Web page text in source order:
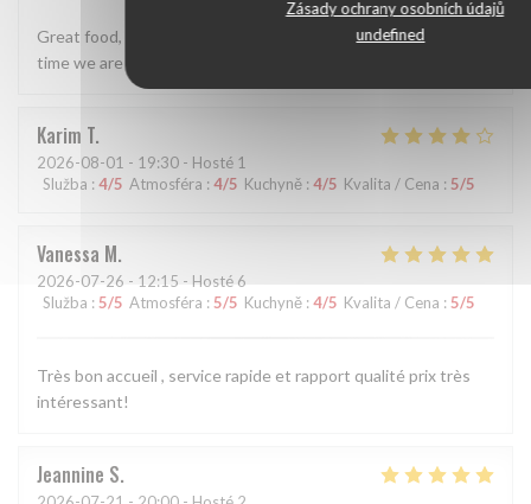
Zásady ochrany osobních údajů
undefined
Great food, really lovely staff. Perfect for us - we visit every
time we are in Tours now.
Karim T
2026-08-01 - 19:30 - Hosté 1
Služba : 4/5 Atmosféra : 4/5 Kuchyně : 4/5 Kvalita / Cena : 5/5
Vanessa M
2026-07-26 - 12:15 - Hosté 6
Služba : 5/5 Atmosféra : 5/5 Kuchyně : 4/5 Kvalita / Cena : 5/5
Très bon accueil , service rapide et rapport qualité prix très
intéressant!
Jeannine S